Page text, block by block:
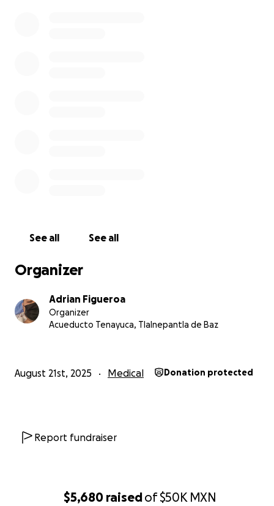
$5,680 raisedof$50K MXN
See all See all
Organizer
Adrian Figueroa
Organizer
Acueducto Tenayuca, Tlalnepantla de Baz
August 21st, 2025 Medical Donation protected
Report fundraiser